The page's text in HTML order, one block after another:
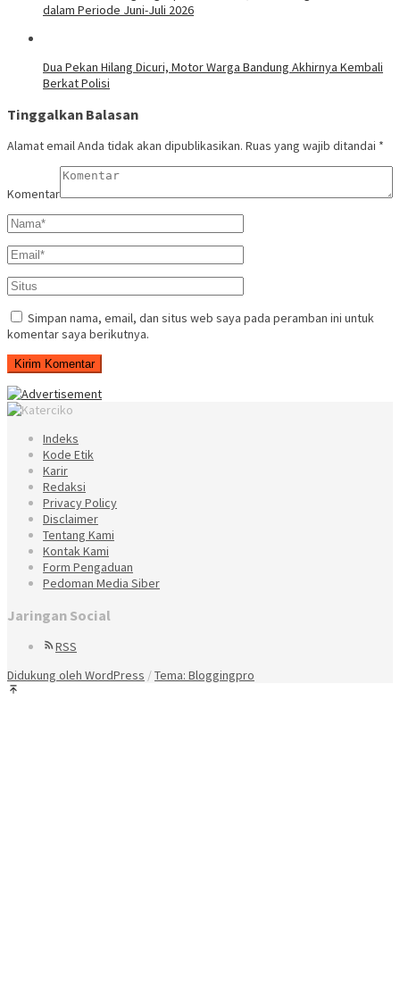
dalam Periode Juni-Juli 2026
Dua Pekan Hilang Dicuri, Motor Warga Bandung Akhirnya Kembali
Berkat Polisi
Tinggalkan Balasan
Alamat email Anda tidak akan dipublikasikan. Ruas yang wajib ditandai *
Komentar
Simpan nama, email, dan situs web saya pada peramban ini untuk
komentar saya berikutnya.
Indeks
Kode Etik
Karir
Redaksi
Privacy Policy
Disclaimer
Tentang Kami
Kontak Kami
Form Pengaduan
Pedoman Media Siber
Jaringan Social
RSS
Didukung oleh WordPress /Tema: Bloggingpro